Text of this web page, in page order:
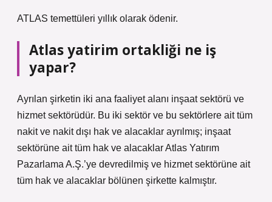
ATLAS temettüleri yıllık olarak ödenir.
Atlas yatirim ortakliği ne iş
yapar?
Ayrılan şirketin iki ana faaliyet alanı inşaat sektörü ve
hizmet sektörüdür. Bu iki sektör ve bu sektörlere ait tüm
nakit ve nakit dışı hak ve alacaklar ayrılmış; inşaat
sektörüne ait tüm hak ve alacaklar Atlas Yatırım
Pazarlama A.Ş.’ye devredilmiş ve hizmet sektörüne ait
tüm hak ve alacaklar bölünen şirkette kalmıştır.